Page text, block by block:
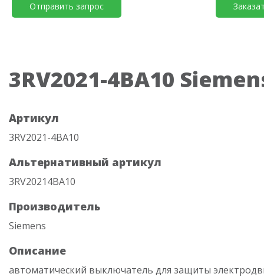
Отправить запрос
3RV2021-4BA10
Артикул
3RV2021-4BA10
Альтернативный артикул
3RV20214BA10
Производитель
Siemens
Описание
автоматический выключатель для защиты